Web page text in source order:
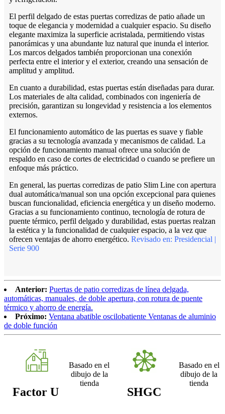
El perfil delgado de estas puertas corredizas de patio añade un
toque de elegancia y modernidad a cualquier espacio. Su diseño
elegante maximiza la superficie acristalada, permitiendo vistas
panorámicas y una abundante luz natural que inunda el interior.
Los marcos delgados también proporcionan una conexión
perfecta entre el interior y el exterior, creando una sensación de
amplitud y amplitud.
En cuanto a durabilidad, estas puertas están diseñadas para durar.
Los materiales de alta calidad, combinados con ingeniería de
precisión, garantizan su longevidad y resistencia a los elementos
externos.
El funcionamiento automático de las puertas es suave y fiable
gracias a su tecnología avanzada y mecanismos de calidad. La
opción de funcionamiento manual ofrece una solución de
respaldo en caso de cortes de electricidad o cuando se prefiere un
enfoque más práctico.
En general, las puertas corredizas de patio Slim Line con apertura
dual automática/manual son una opción excepcional para quienes
buscan funcionalidad, eficiencia energética y un diseño moderno.
Gracias a su funcionamiento continuo, tecnología de rotura de
puente térmico, perfil delgado y durabilidad, estas puertas realzan
la estética y la funcionalidad de cualquier espacio, a la vez que
ofrecen ventajas de ahorro energético. Revisado en: Presidencial |
Serie 900
Anterior: Puertas de patio corredizas de línea delgada,
automáticas, manuales, de doble apertura, con rotura de puente
térmico y ahorro de energía.
Próximo: Ventana abatible oscilobatiente Ventanas de aluminio
de doble función
Factor U
Basado en el
dibujo de la
tienda
SHGC
Basado en el
dibujo de la
tienda